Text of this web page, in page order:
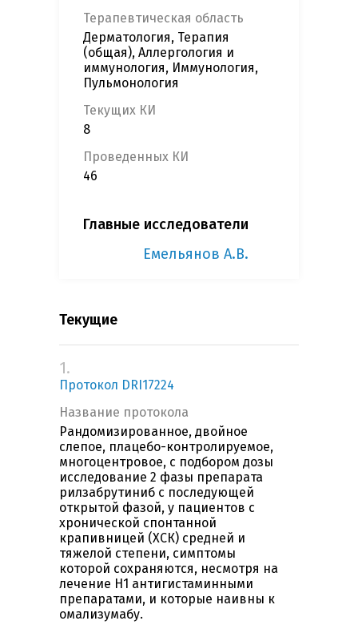
Терапевтическая область
Дерматология, Терапия
(общая), Аллергология и
иммунология, Иммунология,
Пульмонология
Текущих КИ
8
Проведенных КИ
46
Главные исследователи
Емельянов А.В.
Текущие
1.
Протокол DRI17224
Название протокола
Pандомизированное, двойное
слепое, плацебо-контролируемое,
многоцентровое, с подбором дозы
исследование 2 фазы препарата
рилзабрутиниб с последующей
открытой фазой, у пациентов с
хронической спонтанной
крапивницей (ХСК) средней и
тяжелой степени, симптомы
которой сохраняются, несмотря на
лечение Н1 антигистаминными
препаратами, и которые наивны к
омализумабу.